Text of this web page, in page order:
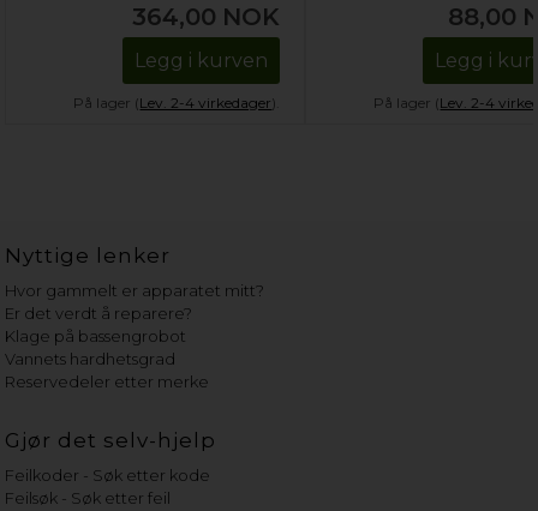
364,00 NOK
Legg i kurven
På lager (Lev. 2-4 virkedager).
88,00
Legg i
På lager (Lev. 2-4
Nyttige lenker
Hvor gammelt er apparatet mitt?
Er det verdt å reparere?
Klage på bassengrobot
Vannets hardhetsgrad
Reservedeler etter merke
Gjør det selv-hjelp
Feilkoder - Søk etter kode
Feilsøk - Søk etter feil